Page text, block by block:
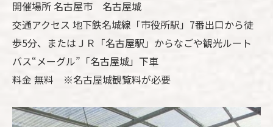
開催場所 名古屋市 名古屋城
交通アクセス 地下鉄名城線「市役所駅」7番出口から徒
歩5分、またはＪＲ「名古屋駅」からなごや観光ルート
バス“メーグル”「名古屋城」下車
料金 無料 ※名古屋城観覧料が必要